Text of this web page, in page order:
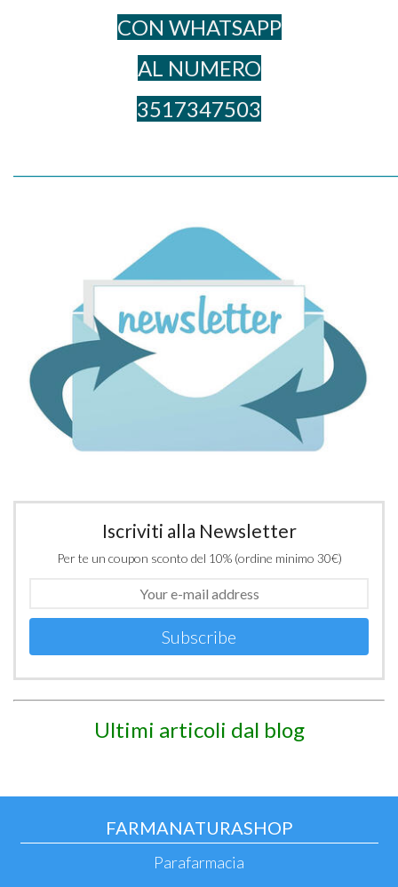
CON WHATSAPP
AL NUME​RO
3517347503
Iscriviti alla Newsletter
Per te un coupon sconto del 10% (ordine minimo 30€)
Subscribe
Ultimi articoli dal blog
FARMANATURASHOP
Parafarmacia